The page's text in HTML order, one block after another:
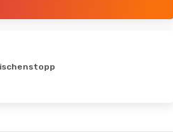
Croatia